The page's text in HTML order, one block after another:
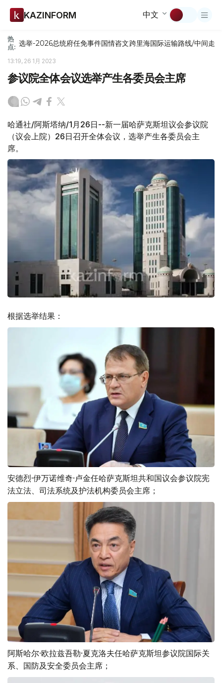
KAZINFORM 中文
热
点: 选举-2026总统府任免事件国情咨文跨里海国际运输路线/中间走廊
13:19, 26 1月 2023
参议院全体会议选举产生各委员会主席
哈通社/阿斯塔纳/1月26日--新一届哈萨克斯坦议会参议院
（议会上院）26日召开全体会议，选举产生各委员会主
席。
根据选举结果：
安德烈·伊万诺维奇·卢金任哈萨克斯坦共和国议会参议院宪
法立法、司法系统及护法机构委员会主席；
阿斯哈尔·欧拉兹吾勒·夏克洛夫任哈萨克斯坦参议院国际关
系、国防及安全委员会主席；